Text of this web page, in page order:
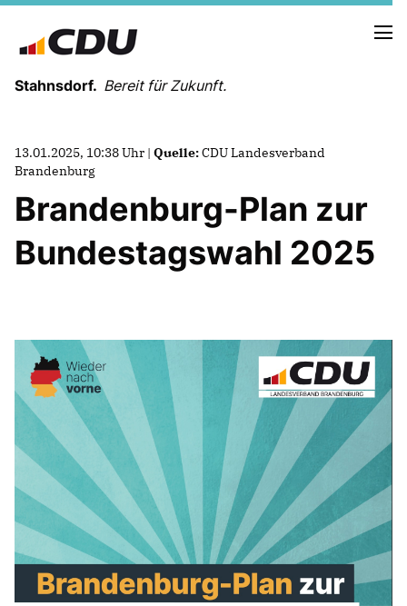
Stahnsdorf. Bereit für Zukunft.
NEUES AUS DER GEMEINDEVERTRETUNG
PRESSEARBEIT
13.01.2025, 10:38 Uhr | Quelle:CDU Landesverband
Brandenburg
Brandenburg-Plan zur
Bundestagswahl 2025